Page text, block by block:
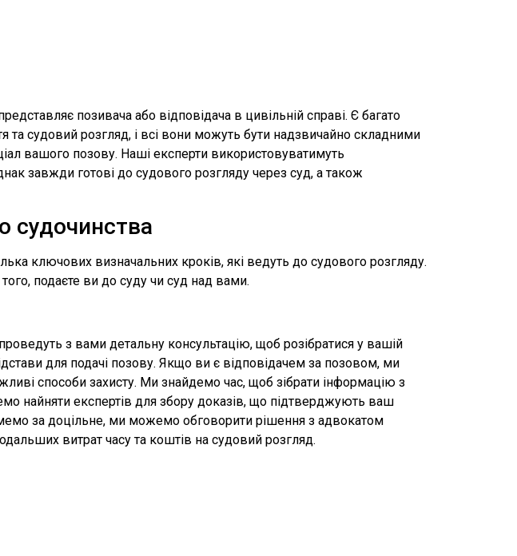
позивача або відповідача в цивільній справі. Є багато
та судовий розгляд, і всі вони можуть бути надзвичайно складними
вашого позову. Наші експерти використовуватимуть
завжди готові до судового розгляду через суд, а також
судочинства
ключових визначальних кроків, які ведуть до судового розгляду.
подаєте ви до суду чи суд над вами.
з вами детальну консультацію, щоб розібратися у вашій
для подачі позову. Якщо ви є відповідачем за позовом, ми
способи захисту. Ми знайдемо час, щоб зібрати інформацію з
найняти експертів для збору доказів, що підтверджують ваш
за доцільне, ми можемо обговорити рішення з адвокатом
витрат часу та коштів на судовий розгляд.